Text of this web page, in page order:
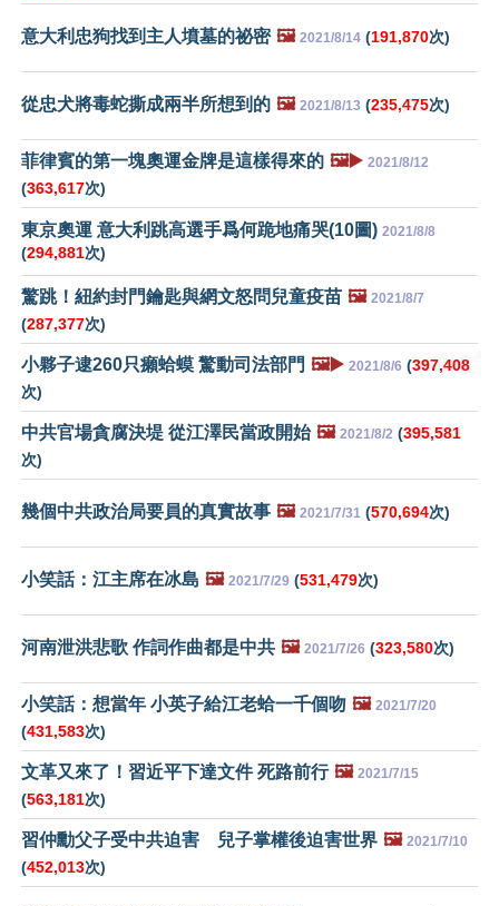
意大利忠狗找到主人墳墓的祕密 🖼️ 2021/8/14 (191,870次)
從忠犬將毒蛇撕成兩半所想到的 🖼️ 2021/8/13 (235,475次)
菲律賓的第一塊奧運金牌是這樣得來的 🖼️▶️ 2021/8/12
(363,617次)
東京奧運 意大利跳高選手爲何跪地痛哭(10圖) 2021/8/8
(294,881次)
驚跳！紐約封門鑰匙與網文怒問兒童疫苗 🖼️ 2021/8/7
(287,377次)
小夥子逮260只癩蛤蟆 驚動司法部門 🖼️▶️ 2021/8/6 (397,408
次)
中共官場貪腐決堤 從江澤民當政開始 🖼️ 2021/8/2 (395,581
次)
幾個中共政治局要員的真實故事 🖼️ 2021/7/31 (570,694次)
小笑話：江主席在冰島 🖼️ 2021/7/29 (531,479次)
河南泄洪悲歌 作詞作曲都是中共 🖼️ 2021/7/26 (323,580次)
小笑話：想當年 小英子給江老蛤一千個吻 🖼️ 2021/7/20
(431,583次)
文革又來了！習近平下達文件 死路前行 🖼️ 2021/7/15
(563,181次)
習仲勳父子受中共迫害 兒子掌權後迫害世界 🖼️ 2021/7/10
(452,013次)